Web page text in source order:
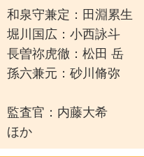
和泉守兼定：田淵累生
堀川国広：小西詠斗
長曽祢虎徹：松田 岳
孫六兼元：砂川脩弥
監査官：内藤大希
ほか